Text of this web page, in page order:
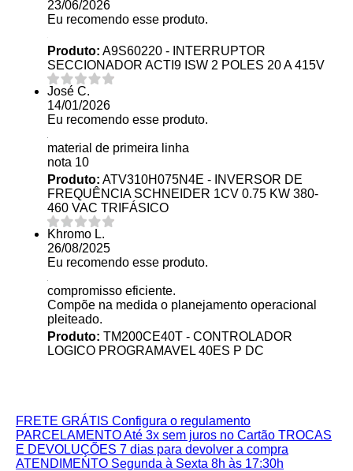
23/06/2026
Eu recomendo esse produto.
Produto: A9S60220 - INTERRUPTOR
SECCIONADOR ACTI9 ISW 2 POLES 20 A 415V
José C.
14/01/2026
Eu recomendo esse produto.
material de primeira linha
nota 10
Produto: ATV310H075N4E - INVERSOR DE
FREQUÊNCIA SCHNEIDER 1CV 0.75 KW 380-
460 VAC TRIFÁSICO
Khromo L.
26/08/2025
Eu recomendo esse produto.
compromisso eficiente.
Compõe na medida o planejamento operacional
pleiteado.
Produto: TM200CE40T - CONTROLADOR
LOGICO PROGRAMAVEL 40ES P DC
FRETE GRÁTIS Configura o regulamento
PARCELAMENTOAté 3x sem juros no Cartão TROCAS
E DEVOLUÇÕES 7 dias para devolver a compra
ATENDIMENTO Segunda à Sexta 8h às 17:30h